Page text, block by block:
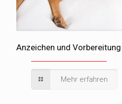
Anzeichen und
Mehr erfahren